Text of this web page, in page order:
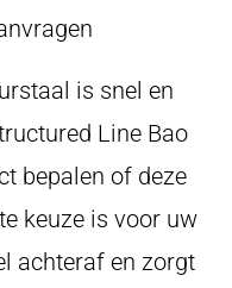
is snel en
Line Bao
bepalen of deze
keuze is voor uw
achteraf en zorgt